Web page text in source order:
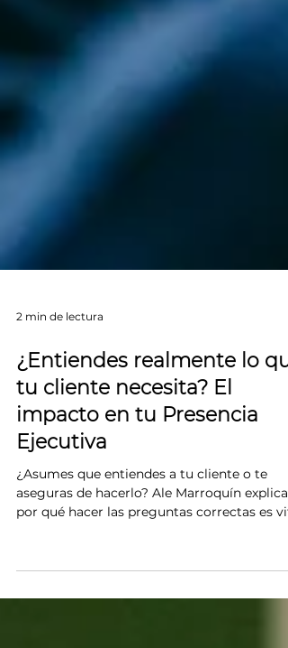
2 min de lectura
¿Entiendes realmente lo
tu cliente necesita? El
impacto en tu Presencia
Ejecutiva
por qué hacer las preguntas correctas es
para mantener una Presencia Ejecutiva